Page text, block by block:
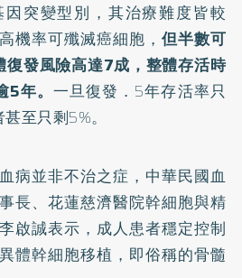
突變型別，其治療難度皆較
機率可殲滅癌細胞， 但半數可
發風險高達7成，整體存活時
5年。一旦復發．5年存活率只
至只剩5%。
病並非不治之症，中華民國血
長、花蓮慈濟醫院幹細胞與精
啟誠表示，成人患者穩定控制
體幹細胞移植，即俗稱的骨髓